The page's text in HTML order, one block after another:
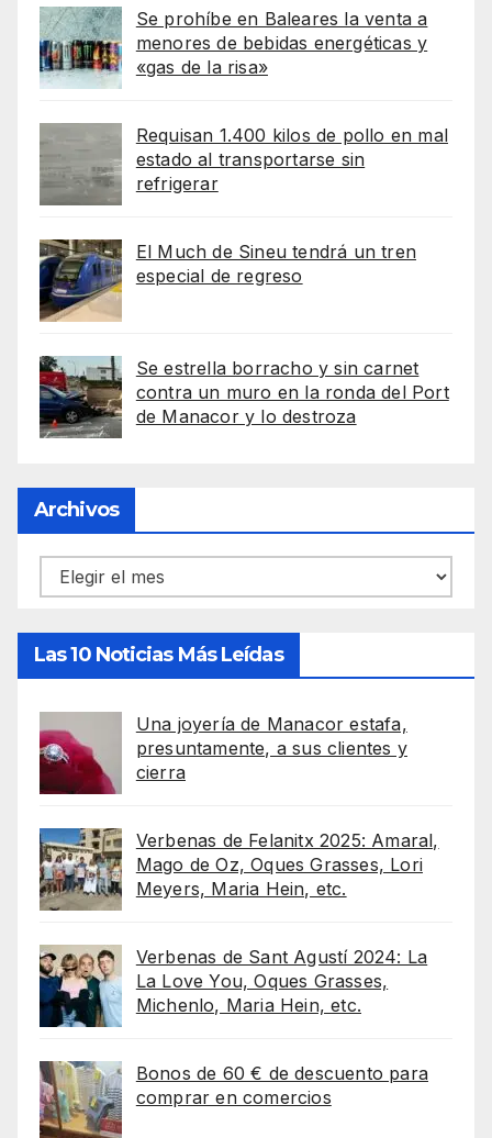
Se prohíbe en Baleares la venta a
menores de bebidas energéticas y
«gas de la risa»
Requisan 1.400 kilos de pollo en mal
estado al transportarse sin
refrigerar
El Much de Sineu tendrá un tren
especial de regreso
Se estrella borracho y sin carnet
contra un muro en la ronda del Port
de Manacor y lo destroza
Archivos
Archivos
Las 10 Noticias Más Leídas
Una joyería de Manacor estafa,
presuntamente, a sus clientes y
cierra
Verbenas de Felanitx 2025: Amaral,
Mago de Oz, Oques Grasses, Lori
Meyers, Maria Hein, etc.
Verbenas de Sant Agustí 2024: La
La Love You, Oques Grasses,
Michenlo, Maria Hein, etc.
Bonos de 60 € de descuento para
comprar en comercios